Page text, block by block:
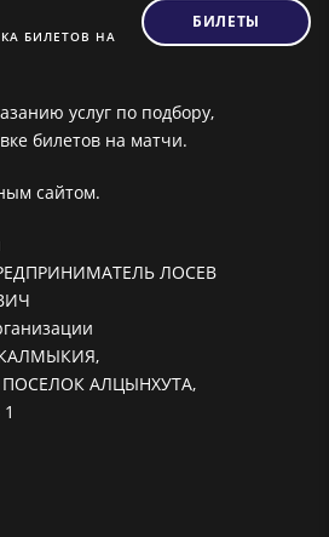
БИЛЕТОВ НА
БИЛЕТЫ
услуг по подбору,
билетов на матчи.
сайтом.
ЛОСЕВ
КАЛМЫКИЯ,
АЛЦЫНХУТА,